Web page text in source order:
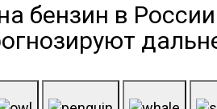
бензин в